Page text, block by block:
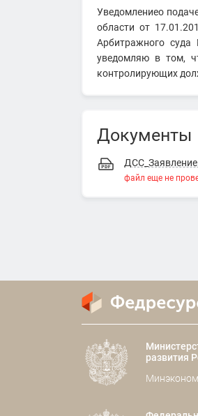
Уведомлениео
области от
Арбитражного
уведомляю в том,
контролирующих
Документы
ДСС_Заявление
файл еще не
развития